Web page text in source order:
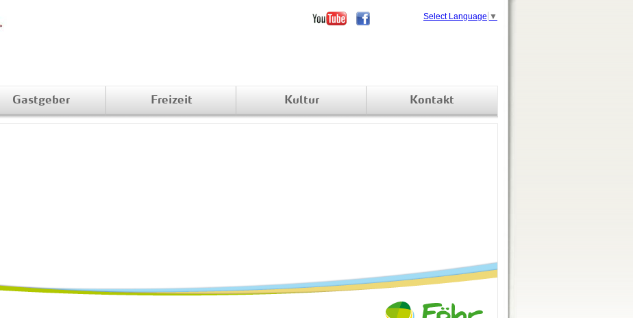
Gastgeber Freizeit Kultur Kontakt
Select Language ▼